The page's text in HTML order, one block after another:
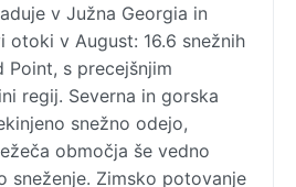
v Južna Georgia in
otoki v August: 16.6 snežnih
Point, s precejšnjim
regij. Severna in gorska
snežno odejo,
območja še vedno
sneženje. Zimsko potovanje